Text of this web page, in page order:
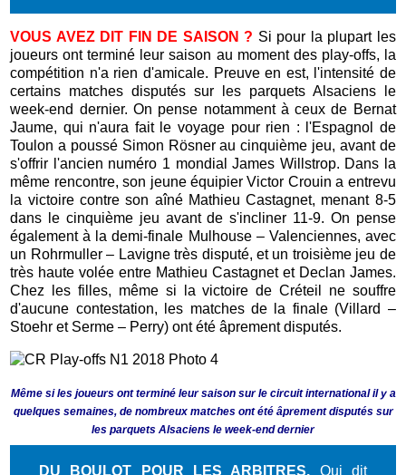
VOUS AVEZ DIT FIN DE SAISON ? Si pour la plupart les
joueurs ont terminé leur saison au moment des play-offs, la
compétition n'a rien d'amicale. Preuve en est, l'intensité de
certains matches disputés sur les parquets Alsaciens le
week-end dernier. On pense notamment à ceux de Bernat
Jaume, qui n'aura fait le voyage pour rien : l'Espagnol de
Toulon a poussé Simon Rösner au cinquième jeu, avant de
s'offrir l'ancien numéro 1 mondial James Willstrop. Dans la
même rencontre, son jeune équipier Victor Crouin a entrevu
la victoire contre son aîné Mathieu Castagnet, menant 8-5
dans le cinquième jeu avant de s'incliner 11-9. On pense
également à la demi-finale Mulhouse – Valenciennes, avec
un Rohrmuller – Lavigne très disputé, et un troisième jeu de
très haute volée entre Mathieu Castagnet et Declan James.
Chez les filles, même si la victoire de Créteil ne souffre
d'aucune contestation, les matches de la finale (Villard –
Stoehr et Serme – Perry) ont été âprement disputés.
Même si les joueurs ont terminé leur saison sur le circuit international il y a
quelques semaines, de nombreux matches ont été âprement disputés sur
les parquets Alsaciens le week-end dernier
DU BOULOT POUR LES ARBITRES. Qui dit